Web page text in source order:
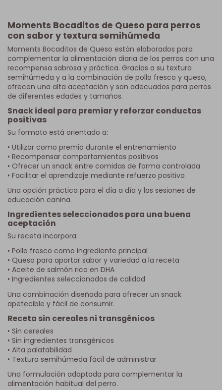
Moments Bocaditos de Queso para perros
con sabor y textura semihúmeda
Moments Bocaditos de Queso están elaborados para
complementar la alimentación diaria de los perros con una
recompensa sabrosa y práctica. Gracias a su textura
semihúmeda y a la combinación de pollo fresco y queso,
ofrecen una alta aceptación y son adecuados para perros
de diferentes edades y tamaños.
Snack ideal para premiar y reforzar conductas
positivas
Su formato está orientado a:
• Utilizar como premio durante el entrenamiento
• Recompensar comportamientos positivos
• Ofrecer un snack entre comidas de forma controlada
• Facilitar el aprendizaje mediante refuerzo positivo
Una opción práctica para el día a día y las sesiones de
educación canina.
Ingredientes seleccionados para una buena
aceptación
Su receta incorpora:
• Pollo fresco como ingrediente principal
• Queso para aportar sabor y variedad a la receta
• Aceite de salmón rico en DHA
• Ingredientes seleccionados de calidad
Una combinación diseñada para ofrecer un snack
apetecible y fácil de consumir.
Receta sin cereales ni transgénicos
• Sin cereales
• Sin ingredientes transgénicos
• Alta palatabilidad
• Textura semihúmeda fácil de administrar
Una formulación adaptada para complementar la
alimentación habitual del perro.